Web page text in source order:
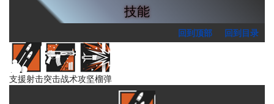
技能
回到顶部 回到目录
支援射击突击战术攻坚榴弹